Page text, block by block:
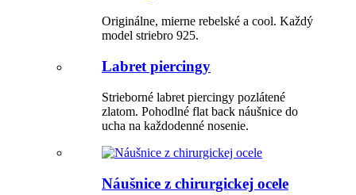
Originálne, mierne rebelské a cool. Každý
model striebro 925.
Labret piercingy
Strieborné labret piercingy pozlátené
zlatom. Pohodlné flat back náušnice do
ucha na každodenné nosenie.
Náušnice z chirurgickej ocele